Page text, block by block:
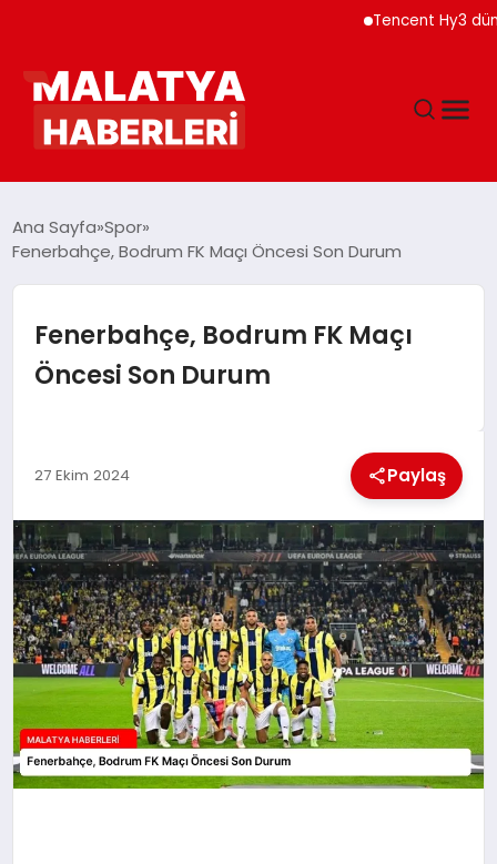
Tencent Hy3 dünya
DÜNYA
EKONOMI
MAGAZIN
SAĞLIK
SIYASET
SPOR
Ana Sayfa Spor
Fenerbahçe, Bodrum FK Maçı Öncesi Son Durum
Fenerbahçe, Bodrum FK Maçı
Öncesi Son Durum
27 Ekim 2024 Paylaş